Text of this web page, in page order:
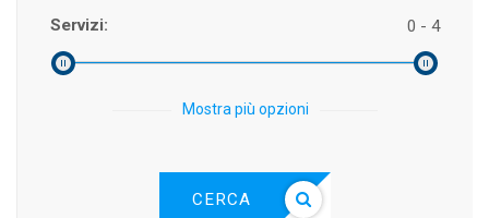
Servizi: 0 - 4
Mostra più opzioni
CERCA